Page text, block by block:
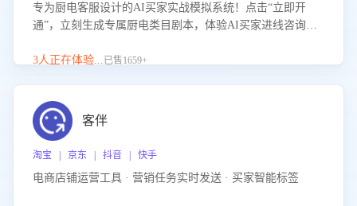
专为厨电客服设计的AI买家实战模拟系统！点击“立即开
通”，立刻生成专属厨电类目剧本，体验AI买家进线咨询真
实场景应对技巧！
3人正在体验...已售1659+
客伴
淘宝 | 京东 | 抖音 | 快手
电商店铺运营工具 · 营销任务实时发送 · 买家智能标签